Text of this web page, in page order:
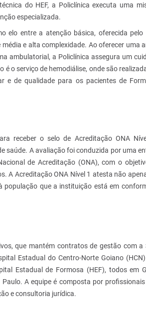
do HEF, a Policlínica executa uma
especializada.
elo entre a atenção básica, oferecida pelo
e alta complexidade. Ao oferecer uma
ambulatorial, a Policlínica assegura um
o serviço de hemodiálise, onde são
e de qualidade para os pacientes de
receber o selo de Acreditação ONA
saúde. A avaliação foi conduzida por uma
de Acreditação (ONA), com o
A Acreditação ONA Nível 1 atesta não
população que a instituição está em
que mantém contratos de gestão com a
Estadual do Centro-Norte Goiano
Estadual de Formosa (HEF), todos em
A equipe é composta por
e consultoria jurídica.